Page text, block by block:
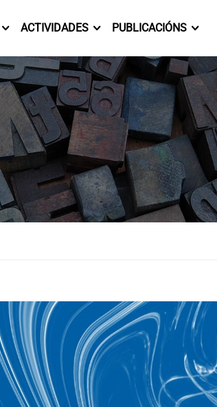
ACTIVIDADES PUBLICACIÓNS